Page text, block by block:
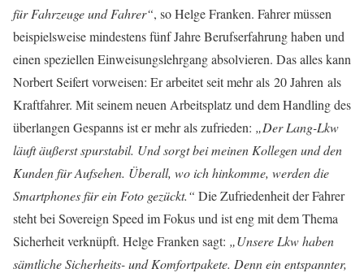
für Fahrzeuge und Fahrer“, so Helge Franken. Fahrer müssen
beispielsweise mindestens fünf Jahre Berufserfahrung haben und
einen speziellen Einweisungslehrgang absolvieren. Das alles kann
Norbert Seifert vorweisen: Er arbeitet seit mehr als 20 Jahren als
Kraftfahrer. Mit seinem neuen Arbeitsplatz und dem Handling des
überlangen Gespanns ist er mehr als zufrieden: „Der Lang-Lkw
läuft äußerst spurstabil. Und sorgt bei meinen Kollegen und den
Kunden für Aufsehen. Überall, wo ich hinkomme, werden die
Smartphones für ein Foto gezückt.“ Die Zufriedenheit der Fahrer
steht bei Sovereign Speed im Fokus und ist eng mit dem Thema
Sicherheit verknüpft. Helge Franken sagt: „Unsere Lkw haben
sämtliche Sicherheits- und Komfortpakete. Denn ein entspannter,